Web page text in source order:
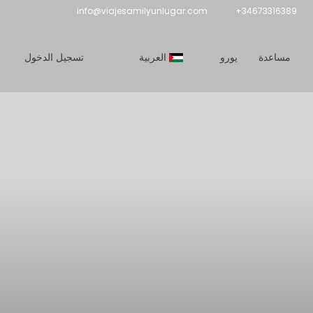
+34673316389
info@viajesamilyunlugar.com
مساعدة يورو العربية تسجيل الدخول